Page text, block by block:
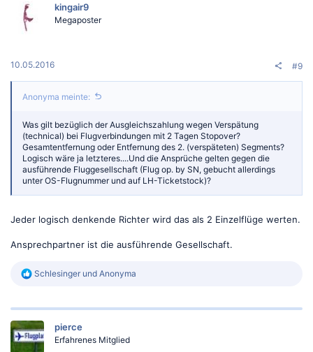
:
kingair9
Megaposter
10.05.2016 #9
Anonyma meinte:
Was gilt bezüglich der Ausgleichszahlung wegen Verspätung
(technical) bei Flugverbindungen mit 2 Tagen Stopover?
Gesamtentfernung oder Entfernung des 2. (verspäteten) Segments?
Logisch wäre ja letzteres....Und die Ansprüche gelten gegen die
ausführende Fluggesellschaft (Flug op. by SN, gebucht allerdings
unter OS-Flugnummer und auf LH-Ticketstock)?
Jeder logisch denkende Richter wird das als 2 Einzelflüge werten.
Ansprechpartner ist die ausführende Gesellschaft.
R
k
i
o
Schlesinger und Anonyma
pierce
Erfahrenes Mitglied